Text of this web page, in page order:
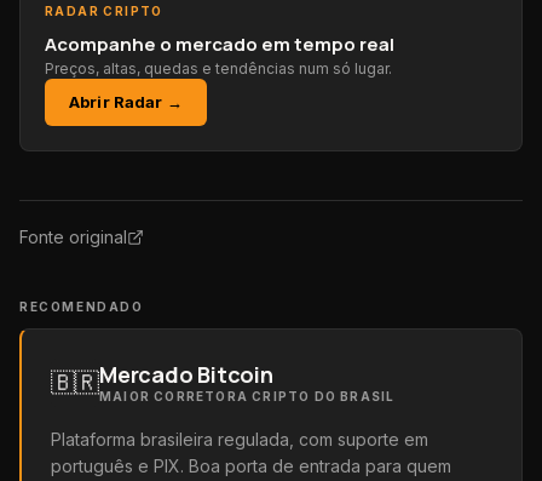
RADAR CRIPTO
Acompanhe o mercado em tempo real
Preços, altas, quedas e tendências num só lugar.
Abrir Radar →
Fonte original
RECOMENDADO
🇧🇷Mercado Bitcoin
MAIOR CORRETORA CRIPTO DO BRASIL
Plataforma brasileira regulada, com suporte em
português e PIX. Boa porta de entrada para quem